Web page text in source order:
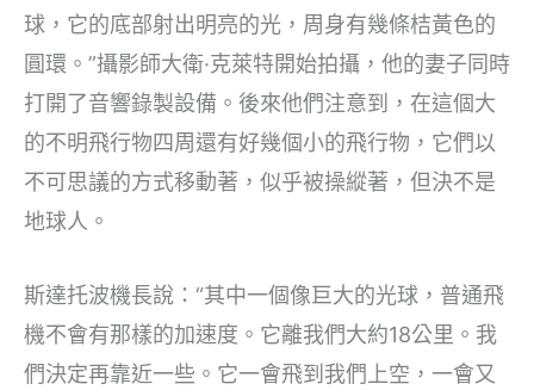
球，它的底部射出明亮的光，周身有幾條桔黃色的
圓環。”攝影師大衛·克萊特開始拍攝，他的妻子同時
打開了音響錄製設備。後來他們注意到，在這個大
的不明飛行物四周還有好幾個小的飛行物，它們以
不可思議的方式移動著，似乎被操縱著，但決不是
地球人。
斯達托波機長說：“其中一個像巨大的光球，普通飛
機不會有那樣的加速度。它離我們大約18公里。我
們決定再靠近一些。它一會飛到我們上空，一會又